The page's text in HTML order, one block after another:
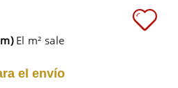
El m² sale
el envío